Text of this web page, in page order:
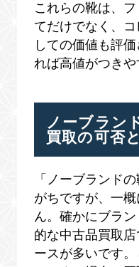
これらの靴は、
てだけでなく、
しての価値も評
れば高値がつきや
ノーブラン
買取の可否
「ノーブランド
がちですが、一
ん。確かにブラ
的な中古品買取
ースが多いです